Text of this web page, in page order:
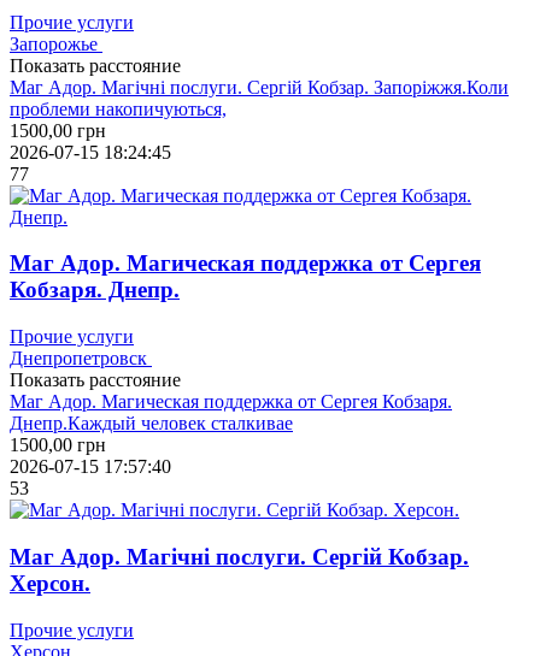
Прочие услуги
Запорожье
Показать расстояние
Маг Адор. Магічні послуги. Сергій Кобзар. Запоріжжя.Коли
проблеми накопичуються,
1500,00 грн
2026-07-15 18:24:45
77
Маг Адор. Магическая поддержка от Сергея
Кобзаря. Днепр.
Прочие услуги
Днепропетровск
Показать расстояние
Маг Адор. Магическая поддержка от Сергея Кобзаря.
Днепр.Каждый человек сталкивае
1500,00 грн
2026-07-15 17:57:40
53
Маг Адор. Магічні послуги. Сергій Кобзар.
Херсон.
Прочие услуги
Херсон